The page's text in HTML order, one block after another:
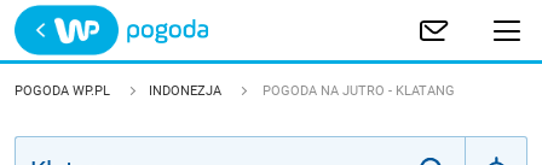
Trwa ładowanie
POLSKA
POGODA WP.PL INDONEZJA POGODA NA JUTRO - KLATANG